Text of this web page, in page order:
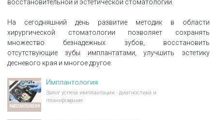
восстановительной и эстетической стоматологии.
На сегодняшний день развитие методик в области
хирургической стоматологии позволяет сохранять
множество безнадежных зубов, восстановить
отсутствующие зубы имплантатами, улучшить эстетику
десневого края и многое другое.
Имплантология
Залог успеха имплантации - диагностика и
планирование